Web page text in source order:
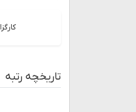
تاریخچه رتبه